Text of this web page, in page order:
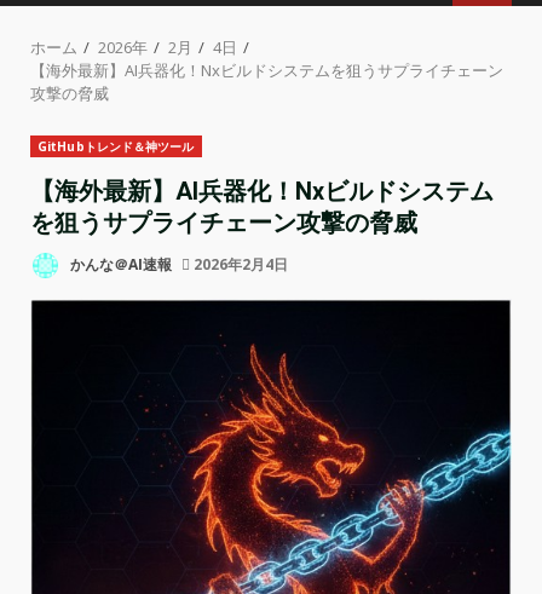
ホーム 2026年 2月
4日
【海外最新】AI兵器化！Nxビルドシステムを狙うサプライチェーン
攻撃の脅威
GitHubトレンド＆神ツール
【海外最新】AI兵器化！Nxビルドシステム
を狙うサプライチェーン攻撃の脅威
かんな＠AI速報 2026年2月4日